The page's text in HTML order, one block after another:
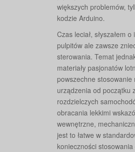
większych problemów,
kodzie Arduino.
Czas leciał, słyszałem
pulpitów ale zawsze
sterowania. Temat
materiały pasjonatów
powszechne
urządzenia od początku
rozdzielczych
obracania lekkimi
wewnętrzne,
jest to łatwe w
konieczności